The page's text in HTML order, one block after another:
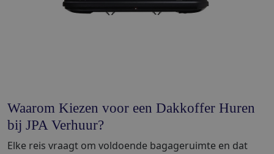
Waarom Kiezen voor een Dakkoffer Huren
bij JPA Verhuur?
Elke reis vraagt om voldoende bagageruimte en dat